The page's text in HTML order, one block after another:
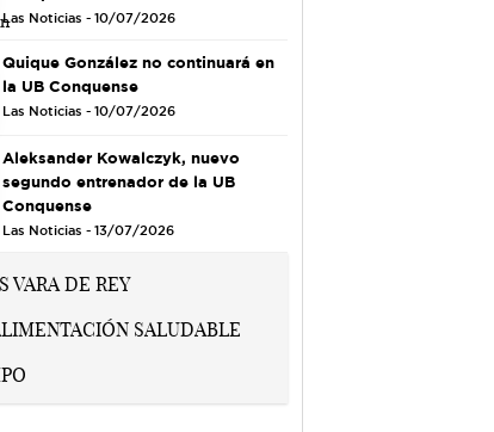
Las Noticias - 10/07/2026
Quique González no continuará en
la UB Conquense
Las Noticias - 10/07/2026
Aleksander Kowalczyk, nuevo
segundo entrenador de la UB
Conquense
Las Noticias - 13/07/2026